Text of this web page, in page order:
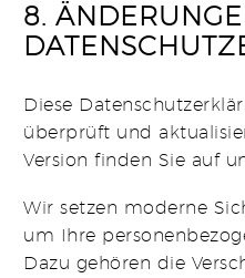
8.
Diese
überprüft und
Version finden Sie auf
Wir setzen moderne
um Ihre
Dazu gehören die